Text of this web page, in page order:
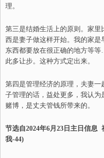
理。
第三是结婚生活上的原则。家
西是妻子做这样开始。我的家是
东西都要放在很正确的地方等等
此多让步。 这种方式定出来。
第四是管理经济的原理，夫妻一
子管理的话，益处更多，我认
赌博 ， 是丈夫管钱所带来的。
节选自2024年6月 23 日 主日信息
我-44)